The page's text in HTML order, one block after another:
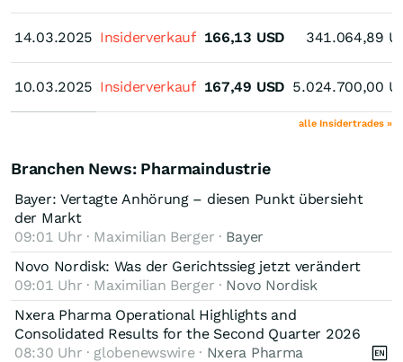
14.03.2025
10.03.2025
14.03.2025 Insiderverkauf 166,13 USD 341.064,89
10.03.2025 Insiderverkauf 167,49 USD 5.024.700,00
alle Insidertrades »
Branchen News: Pharmaindustrie
Bayer: Vertagte Anhörung – diesen Punkt übersieht
der Markt
09:01 Uhr · Maximilian Berger · Bayer
Novo Nordisk: Was der Gerichtssieg jetzt verändert
09:01 Uhr · Maximilian Berger · Novo Nordisk
Nxera Pharma Operational Highlights and
Consolidated Results for the Second Quarter 2026
08:30 Uhr · globenewswire · Nxera Pharma